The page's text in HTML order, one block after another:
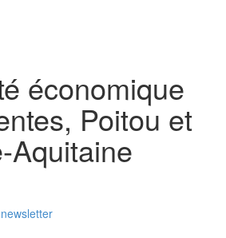
économique
Poitou et
Aquitaine